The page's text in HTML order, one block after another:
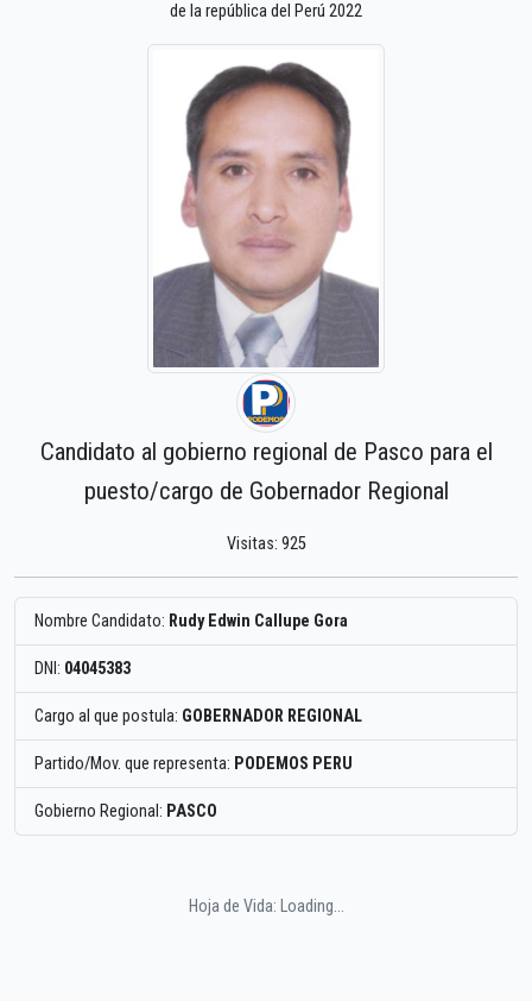
de la república del Perú 2022
Candidato al gobierno regional de Pasco para el
puesto/cargo de Gobernador Regional
Visitas: 925
Nombre Candidato: Rudy Edwin Callupe Gora
DNI: 04045383
Cargo al que postula: GOBERNADOR REGIONAL
Partido/Mov. que representa: PODEMOS PERU
Gobierno Regional: PASCO
Hoja de Vida: Loading...